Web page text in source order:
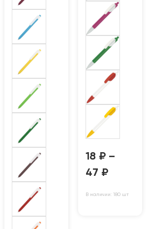
18 ₽–
47 ₽
В наличии: 180 шт